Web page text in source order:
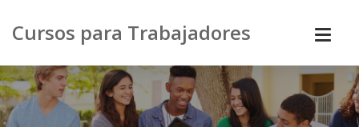
Cursos para Trabajadores